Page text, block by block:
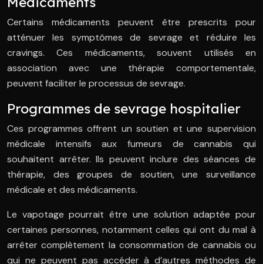
Certains médicaments peuvent être prescrits pour
atténuer les symptômes de sevrage et réduire les
cravings. Ces médicaments, souvent utilisés en
association avec une thérapie comportementale,
peuvent faciliter le processus de sevrage.
Programmes de sevrage hospitalier
Ces programmes offrent un soutien et une supervision
médicale intensifs aux fumeurs de cannabis qui
souhaitent arrêter. Ils peuvent inclure des séances de
thérapie, des groupes de soutien, une surveillance
médicale et des médicaments.
Le vapotage pourrait être une solution adaptée pour
certaines personnes, notamment celles qui ont du mal à
arrêter complètement la consommation de cannabis ou
qui ne peuvent pas accéder à d’autres méthodes de